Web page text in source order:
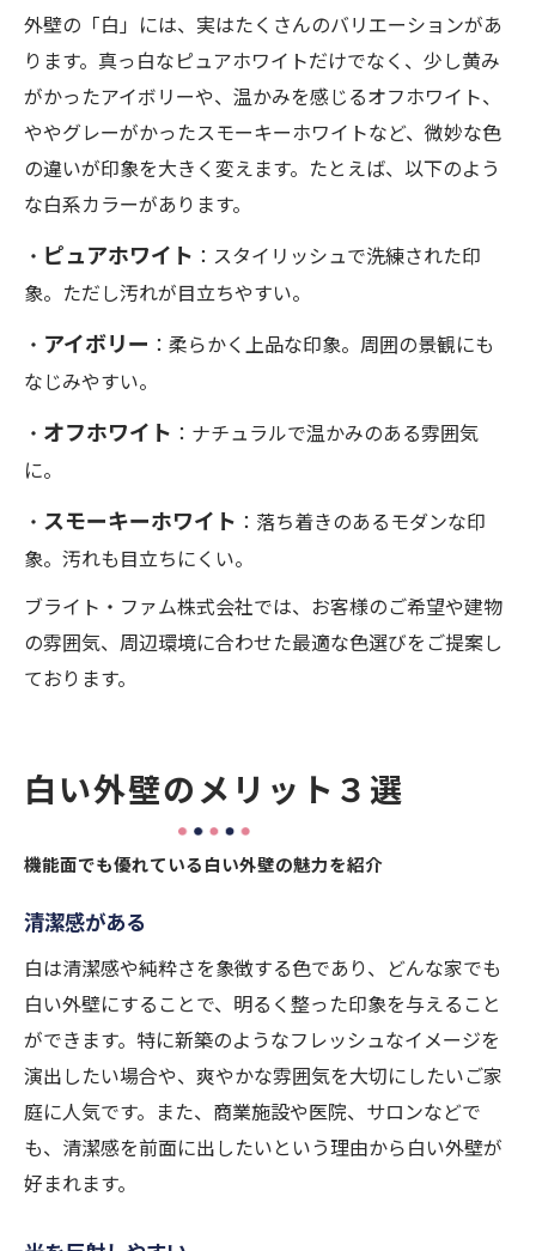
外壁の「白」には、実はたくさんのバリエーションがあ
ります。真っ白なピュアホワイトだけでなく、少し黄み
がかったアイボリーや、温かみを感じるオフホワイト、
ややグレーがかったスモーキーホワイトなど、微妙な色
の違いが印象を大きく変えます。たとえば、以下のよう
な白系カラーがあります。
・ ピュアホワイト ：スタイリッシュで洗練された印
象。ただし汚れが目立ちやすい。
・ アイボリー ：柔らかく上品な印象。周囲の景観にも
なじみやすい。
・ オフホワイト ：ナチュラルで温かみのある雰囲気
に。
・ スモーキーホワイト ：落ち着きのあるモダンな印
象。汚れも目立ちにくい。
ブライト・ファム株式会社では、お客様のご希望や建物
の雰囲気、周辺環境に合わせた最適な色選びをご提案し
ております。
白い外壁のメリット３選
機能面でも優れている白い外壁の魅力を紹介
清潔感がある
白は清潔感や純粋さを象徴する色であり、どんな家でも
白い外壁にすることで、明るく整った印象を与えること
ができます。特に新築のようなフレッシュなイメージを
演出したい場合や、爽やかな雰囲気を大切にしたいご家
庭に人気です。また、商業施設や医院、サロンなどで
も、清潔感を前面に出したいという理由から白い外壁が
好まれます。